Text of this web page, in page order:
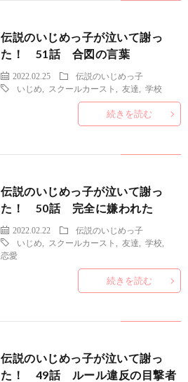
伝説のいじめっ子が泣いて謝っ
た！ 51話 合図の言葉
2022.02.25
伝説のいじめっ子
いじめ
スクールカースト 友達 ,学校
続きを読む
伝説のいじめっ子が泣いて謝っ
た！ 50話 完全に嫌われた
2022.02.22
伝説のいじめっ子
いじめ
スクールカースト 友達 ,学校
恋愛
続きを読む
伝説のいじめっ子が泣いて謝っ
た！ 49話 ルール違反の目撃者